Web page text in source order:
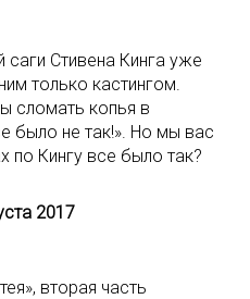
саги Стивена Кинга уже
только кастингом.
сломать копья в
было не так!». Но мы вас
по Кингу все было так?
2017
вторая часть